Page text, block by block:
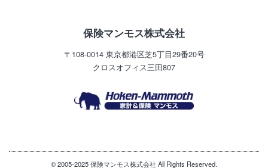
保険マンモス株式会社
〒108-0014東京都港区芝5丁目29番20号
クロスオフィス三田807
© 2005-2025 保険マンモス株式会社 All Rights Reserved.